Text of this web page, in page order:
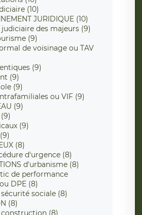
(10)
JURIDIQUE (10)
des majeurs (9)
(9)
de voisinage ou TAV
(9)
(9)
(9)
ou VIF (9)
(9)
(9)
(8)
d'urgence (8)
d'urbanisme (8)
de performance
DPE (8)
sociale (8)
(8)
(8)